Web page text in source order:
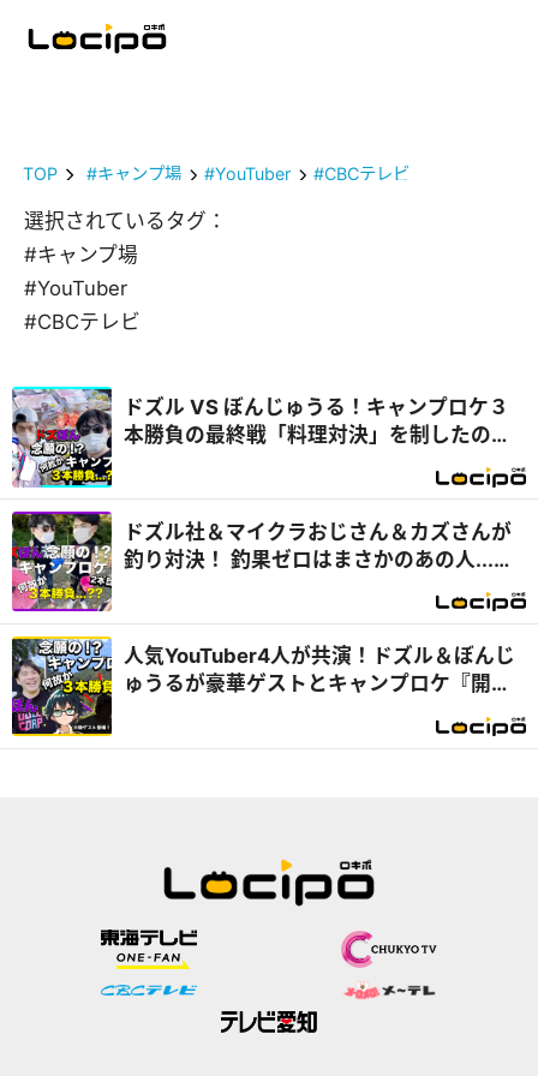
TOP #キャンプ場 #YouTuber #CBCテレビ
選択されているタグ：
#キャンプ場
#YouTuber
#CBCテレビ
ドズル VS ぼんじゅうる！キャンプロケ３
本勝負の最終戦「料理対決」を制したの
ドズル社＆マイクラおじさん＆カズさんが
釣り対決！ 釣果ゼロはまさかのあの人...
人気YouTuber4人が共演！ドズル＆ぼんじ
ゅうるが豪華ゲストとキャンプロケ『開